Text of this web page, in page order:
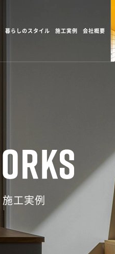
暮らしのスタイル 施工実例 会社概要
施工実例